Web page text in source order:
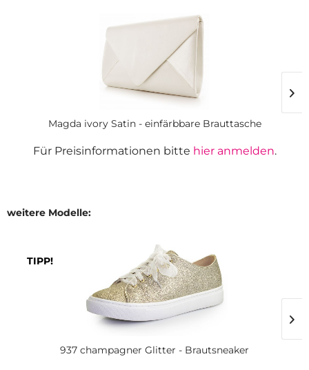
Magda ivory Satin - einfärbbare Brauttasche
Für Preisinformationen bitte hier anmelden.
weitere Modelle:
TIPP!
937 champagner Glitter - Brautsneaker